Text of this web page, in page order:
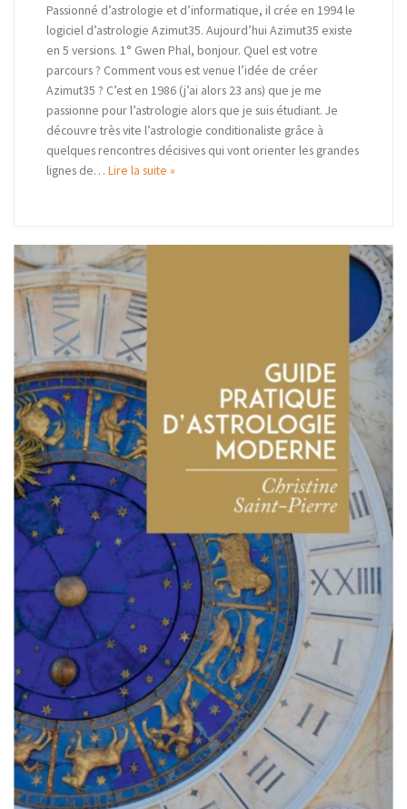
Passionné d’astrologie et d’informatique, il crée en 1994 le
logiciel d’astrologie Azimut35. Aujourd’hui Azimut35 existe
en 5 versions. 1° Gwen Phal, bonjour. Quel est votre
parcours ? Comment vous est venue l’idée de créer
Azimut35 ? C’est en 1986 (j’ai alors 23 ans) que je me
passionne pour l’astrologie alors que je suis étudiant. Je
découvre très vite l’astrologie conditionaliste grâce à
quelques rencontres décisives qui vont orienter les grandes
lignes de… Lire la suite »